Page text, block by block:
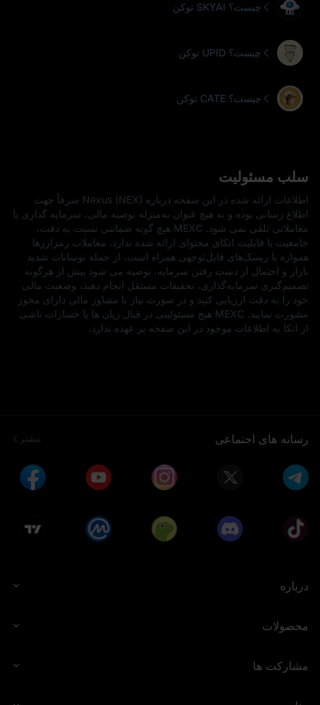
توکن SKYAI چیست؟
توکن UPID چیست؟
توکن CATE چیست؟
سلب مسئولیت
اطلاعات ارائه‌ شده در این صفحه درباره Nexus (NEX) صرفاً جهت
اطلاع‌ رسانی بوده و به هیچ عنوان به‌منزله توصیه مالی، سرمایه‌ گذاری یا
معاملاتی تلقی نمی‌ شود. MEXC هیچ‌ گونه ضمانتی نسبت به دقت،
جامعیت یا قابلیت اتکای محتوای ارائه‌ شده ندارد. معاملات رمزارزها
همواره با ریسک‌های قابل‌توجهی همراه است، از جمله نوسانات شدید
بازار و احتمال از دست رفتن سرمایه. توصیه می‌ شود پیش از هرگونه
تصمیم‌گیری سرمایه‌گذاری، تحقیقات مستقل انجام دهید، وضعیت مالی
خود را به‌ دقت ارزیابی کنید و در صورت نیاز با مشاور مالی دارای مجوز
مشورت نمایید. MEXC هیچ مسئولیتی در قبال زیان‌ ها یا خسارات ناشی
از اتکا به اطلاعات موجود در این صفحه بر عهده ندارد.
رسانه های اجتماعی بیشتر
درباره
محصولات
مشارکت ها